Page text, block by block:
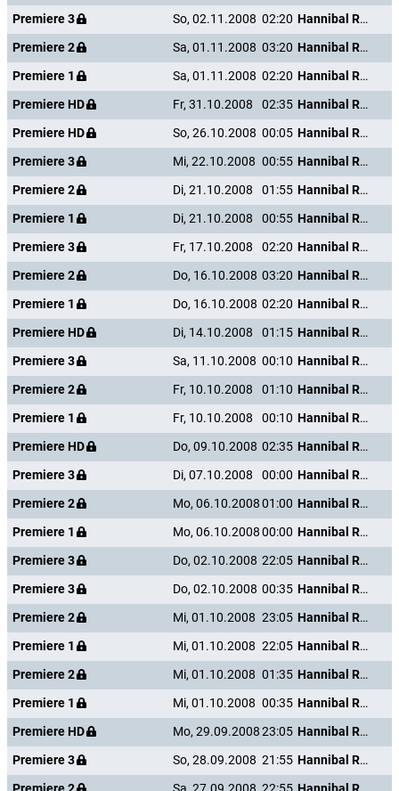
Premiere 3
So, 02.11.2008 02:20
Hannibal Rising - Wie alles begann
Premiere 2
Sa, 01.11.2008 03:20
Hannibal Rising - Wie alles begann
Premiere 1
Sa, 01.11.2008 02:20
Hannibal Rising - Wie alles begann
Premiere HD
Fr, 31.10.2008 02:35
Hannibal Rising - Wie alles begann
Premiere HD
So, 26.10.2008 00:05
Hannibal Rising - Wie alles begann
Premiere 3
Mi, 22.10.2008 00:55
Hannibal Rising - Wie alles begann
Premiere 2
Di, 21.10.2008 01:55
Hannibal Rising - Wie alles begann
Premiere 1
Di, 21.10.2008 00:55
Hannibal Rising - Wie alles begann
Premiere 3
Fr, 17.10.2008 02:20
Hannibal Rising - Wie alles begann
Premiere 2
Do, 16.10.2008 03:20
Hannibal Rising - Wie alles begann
Premiere 1
Do, 16.10.2008 02:20
Hannibal Rising - Wie alles begann
Premiere HD
Di, 14.10.2008 01:15
Hannibal Rising - Wie alles begann
Premiere 3
Sa, 11.10.2008 00:10
Hannibal Rising - Wie alles begann
Premiere 2
Fr, 10.10.2008 01:10
Hannibal Rising - Wie alles begann
Premiere 1
Fr, 10.10.2008 00:10
Hannibal Rising - Wie alles begann
Premiere HD
Do, 09.10.2008 02:35
Hannibal Rising - Wie alles begann
Premiere 3
Di, 07.10.2008 00:00
Hannibal Rising - Wie alles begann
Premiere 2
Mo, 06.10.200801:00
Hannibal Rising - Wie alles begann
Premiere 1
Mo, 06.10.200800:00
Hannibal Rising - Wie alles begann
Premiere 3
Do, 02.10.2008 22:05
Hannibal Rising - Wie alles begann
Premiere 3
Do, 02.10.2008 00:35
Hannibal Rising - Wie alles begann
Premiere 2
Mi, 01.10.2008 23:05
Hannibal Rising - Wie alles begann
Premiere 1
Mi, 01.10.2008 22:05
Hannibal Rising - Wie alles begann
Premiere 2
Mi, 01.10.2008 01:35
Hannibal Rising - Wie alles begann
Premiere 1
Mi, 01.10.2008 00:35
Hannibal Rising - Wie alles begann
Premiere HD
Mo, 29.09.200823:05
Hannibal Rising - Wie alles begann
Premiere 3
So, 28.09.2008 21:55
Hannibal Rising - Wie alles begann